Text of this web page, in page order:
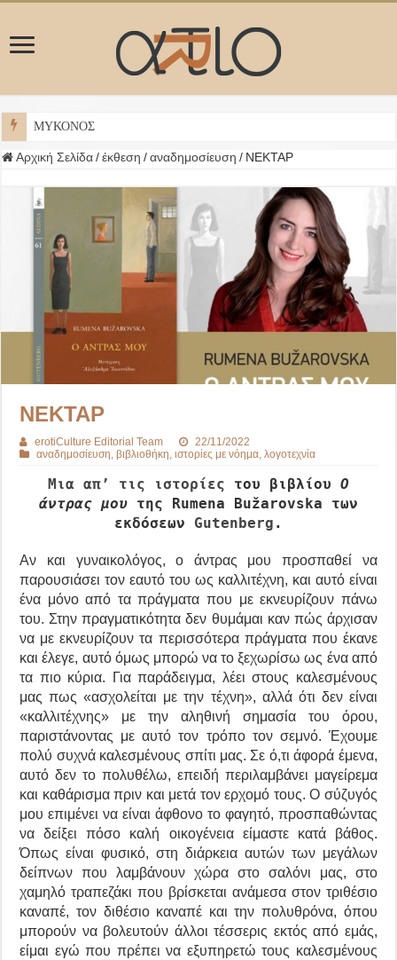
ΜΥΚΟΝΟΣ
Αρχική Σελίδα / έκθεση / αναδημοσίευση / ΝΕΚΤΑΡ
ΝΕΚΤΑΡ
erotiCulture Editorial Team
22/11/2022
αναδημοσίευση,βιβλιοθήκη,ιστορίες με νόημα,λογοτεχνία
Μια απ’ τις ιστορίες του βιβλίου O
άντρας μουτης Rumena Bužarovska των
εκδόσεων Gutenberg .
Αν και γυναικολόγος, ο άντρας μου προσπαθεί να
παρουσιάσει τον εαυτό του ως καλλιτέχνη, και αυτό είναι
ένα μόνο από τα πράγματα που με εκνευρίζουν πάνω
του. Στην πραγματικότητα δεν θυμάμαι καν πώς άρχισαν
να με εκνευρίζουν τα περισσότερα πράγματα που έκανε
και έλεγε, αυτό όμως μπορώ να το ξεχωρίσω ως ένα από
τα πιο κύρια. Για παράδειγμα, λέει στους καλεσμένους
μας πως «ασχολείται με την τέχνη», αλλά ότι δεν είναι
«καλλιτέχνης» με την αληθινή σημασία του όρου,
παριστάνοντας με αυτό τον τρόπο τον σεμνό. Έχουμε
πολύ συχνά καλεσμένους σπίτι μας. Σε ό,τι άφορά έμενα,
αυτό δεν το πολυθέλω, επειδή περιλαμβάνει μαγείρεμα
και καθάρισμα πριν και μετά τον ερχομό τους. Ο σύζυγός
μου επιμένει να είναι άφθονο το φαγητό, προσπαθώντας
να δείξει πόσο καλή οικογένεια είμαστε κατά βάθος.
Όπως είναι φυσικό, στη διάρκεια αυτών των μεγάλων
δείπνων που λαμβάνουν χώρα στο σαλόνι μας, στο
χαμηλό τραπεζάκι που βρίσκεται ανάμεσα στον τριθέσιο
καναπέ, τον διθέσιο καναπέ και την πολυθρόνα, όπου
μπορούν να βολευτούν άλλοι τέσσερις εκτός από εμάς,
είμαι εγώ που πρέπει να εξυπηρετώ τους καλεσμένους